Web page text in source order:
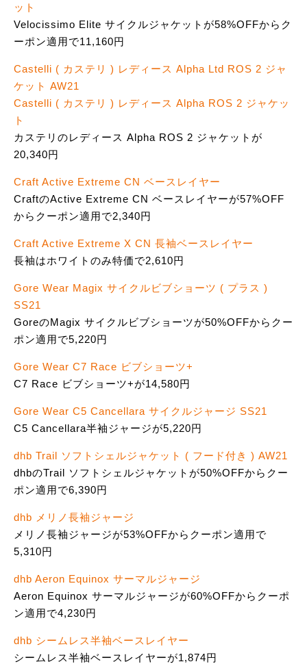
ット
Velocissimo Elite サイクルジャケットが58%OFFからク
ーポン適用で11,160円
Castelli ( カステリ ) レディース Alpha Ltd ROS 2 ジャ
ケット AW21
Castelli ( カステリ ) レディース Alpha ROS 2 ジャケッ
ト
カステリのレディース Alpha ROS 2 ジャケットが
20,340円
Craft Active Extreme CN ベースレイヤー
CraftのActive Extreme CN ベースレイヤーが57%OFF
からクーポン適用で2,340円
Craft Active Extreme X CN 長袖ベースレイヤー
長袖はホワイトのみ特価で2,610円
Gore Wear Magix サイクルビブショーツ ( プラス )
SS21
GoreのMagix サイクルビブショーツが50%OFFからクー
ポン適用で5,220円
Gore Wear C7 Race ビブショーツ+
C7 Race ビブショーツ+が14,580円
Gore Wear C5 Cancellara サイクルジャージ SS21
C5 Cancellara半袖ジャージが5,220円
dhb Trail ソフトシェルジャケット ( フード付き ) AW21
dhbのTrail ソフトシェルジャケットが50%OFFからクー
ポン適用で6,390円
dhb メリノ長袖ジャージ
メリノ長袖ジャージが53%OFFからクーポン適用で
5,310円
dhb Aeron Equinox サーマルジャージ
Aeron Equinox サーマルジャージが60%OFFからクーポ
ン適用で4,230円
dhb シームレス半袖ベースレイヤー
シームレス半袖ベースレイヤーが1,874円